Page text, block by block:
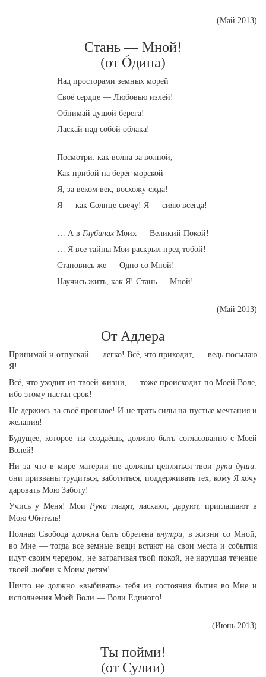
(Май 2013)
Стань — Мной!
(от Óдина)
Над просторами земных морей
Своё сердце — Любовью излей!
Обнимай душой берега!
Ласкай над собой облака!
Посмотри: как волна за волной,
Как прибой на берег морской —
Я, за веком век, восхожу сюда!
Я — как Солнце свечу! Я — сияю всегда!
… А в Глубинах Моих — Великий Покой!
… Я все тайны Мои раскрыл пред тобой!
Становись же — Одно со Мной!
Научись жить, как Я! Стань — Мной!
(Май 2013)
От Адлера
Принимай и отпускай — легко! Всё, что приходит, — ведь посылаю
Я!
Всё, что уходит из твоей жизни, — тоже происходит по Моей Воле,
ибо этому настал срок!
Не держись за своё прошлое! И не трать силы на пустые мечтания и
желания!
Будущее, которое ты создаёшь, должно быть согласованно с Моей
Волей!
Ни за что в мире материи не должны цепляться твои руки души:
они призваны трудиться, заботиться, поддерживать тех, кому Я хочу
даровать Мою Заботу!
Учись у Меня! Мои Руки гладят, ласкают, даруют, приглашают в
Мою Обитель!
Полная Свобода должна быть обретена внутри, в жизни со Мной,
во Мне — тогда все земные вещи встают на свои места и события
идут своим чередом, не затрагивая твой покой, не нарушая течение
твоей любви к Моим детям!
Ничто не должно «выбивать» тебя из состояния бытия во Мне и
исполнения Моей Воли — Воли Единого!
(Июнь 2013)
Ты пойми!
(от Сулии)